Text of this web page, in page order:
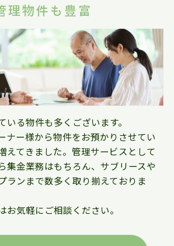
理物件も豊富
いる物件も多くございます。
ナー様から物件をお預かりさせてい
えてきました。管理サービスとして
集金業務はもちろん、サブリースや
ランまで数多く取り揃えておりま
お気軽にご相談ください。